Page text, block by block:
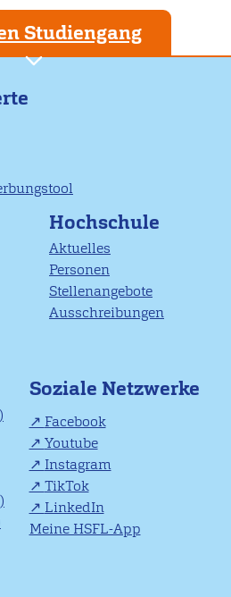
Studiengang
Hochschule
Aktuelles
Personen
Stellenangebote
Ausschreibungen
Soziale Netzwerke
Facebook
Youtube
Instagram
TikTok
LinkedIn
Meine HSFL-App